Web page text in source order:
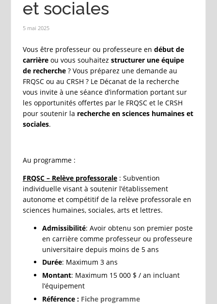
et sociales
5 mai 2025
Vous être professeur ou professeure en début de
carrièreou vous souhaitez structurer une équipe
de recherche? Vous préparez une demande au
FRQSC ou au CRSH ? Le Décanat de la recherche
vous invite à une séance d’information portant sur
les opportunités offertes par le FRQSC et le CRSH
pour soutenir la recherche en sciences humaines et
sociales.
Au programme :
FRQSC – Relève professorale: Subvention
individuelle visant à soutenir l’établissement
autonome et compétitif de la relève professorale en
sciences humaines, sociales, arts et lettres.
Admissibilité: Avoir obtenu son premier poste
en carrière comme professeur ou professeure
universitaire depuis moins de 5 ans
Durée: Maximum 3 ans
Montant: Maximum 15 000 $ / an incluant
l’équipement
Référence : Fiche programme